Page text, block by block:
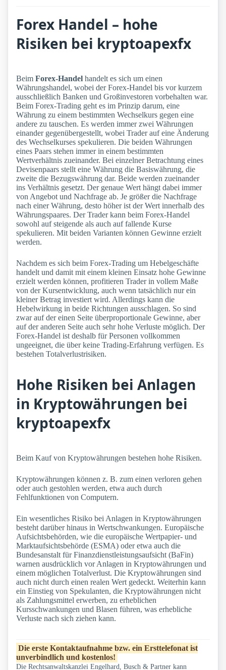
Forex Handel – hohe
Risiken bei kryptoapexfx
Beim Forex-Handel handelt es sich um einen
Währungshandel, wobei der Forex-Handel bis vor kurzem
ausschließlich Banken und Großinvestoren vorbehalten war.
Beim Forex-Trading geht es im Prinzip darum, eine
Währung zu einem bestimmten Wechselkurs gegen eine
andere zu tauschen. Es werden immer zwei Währungen
einander gegenübergestellt, wobei Trader auf eine Änderung
des Wechselkurses spekulieren. Die beiden Währungen
eines Paars stehen immer in einem bestimmten
Wertverhältnis zueinander. Bei einzelner Betrachtung eines
Devisenpaars stellt eine Währung die Basiswährung, die
zweite die Bezugswährung dar. Beide werden zueinander
ins Verhältnis gesetzt. Der genaue Wert hängt dabei immer
von Angebot und Nachfrage ab. Je größer die Nachfrage
nach einer Währung, desto höher ist der Wert innerhalb des
Währungspaares. Der Trader kann beim Forex-Handel
sowohl auf steigende als auch auf fallende Kurse
spekulieren. Mit beiden Varianten können Gewinne erzielt
werden.
Nachdem es sich beim Forex-Trading um Hebelgeschäfte
handelt und damit mit einem kleinen Einsatz hohe Gewinne
erzielt werden können, profitieren Trader in vollem Maße
von der Kursentwicklung, auch wenn tatsächlich nur ein
kleiner Betrag investiert wird. Allerdings kann die
Hebelwirkung in beide Richtungen ausschlagen. So sind
zwar auf der einen Seite überproportionale Gewinne, aber
auf der anderen Seite auch sehr hohe Verluste möglich. Der
Forex-Handel ist deshalb für Personen vollkommen
ungeeignet, die über keine Trading-Erfahrung verfügen. Es
bestehen Totalverlustrisiken.
Hohe Risiken bei Anlagen
in Kryptowährungen bei
kryptoapexfx
Beim Kauf von Kryptowährungen bestehen hohe Risiken.
Kryptowährungen können z. B. zum einen verloren gehen
oder auch gestohlen werden, etwa auch durch
Fehlfunktionen von Computern.
Ein wesentliches Risiko bei Anlagen in Kryptowährungen
besteht darüber hinaus in Wertschwankungen. Europäische
Aufsichtsbehörden, wie die europäische Wertpapier- und
Marktaufsichtsbehörde (ESMA) oder etwa auch die
Bundesanstalt für Finanzdienstleistungsaufsicht (BaFin)
warnen ausdrücklich vor Anlagen in Kryptowährungen und
einem möglichen Totalverlust. Die Kryptowährungen sind
auch nicht durch einen realen Wert gedeckt. Weiterhin kann
ein Einstieg von Spekulanten, die Kryptowährungen nicht
als Zahlungsmittel erwerben, zu erheblichen
Kursschwankungen und Blasen führen, was erhebliche
Verluste nach sich ziehen kann.
Die erste Kontaktaufnahme bzw. ein Ersttelefonat ist
unverbindlich und kostenlos!
Die Rechtsanwaltskanzlei Engelhard, Busch & Partner kann